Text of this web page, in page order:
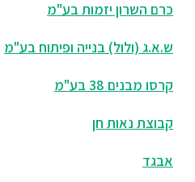
כרם השרון יזמות בע"מ
ש.א.ג (ולול) בנייה ופיתוח בע"מ
קרסו מבנים 38 בע"מ
קבוצת נאות חן
אבגד